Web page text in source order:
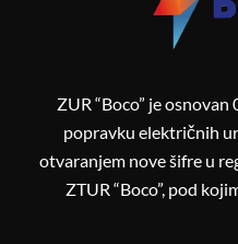
ZUR “Boco” je osnovan
popravku električnih
otvaranjem nove šifre u
ZTUR “Boco”, pod